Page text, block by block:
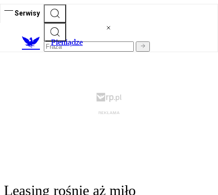
Serwisy
Pieniądze
Leasing rośnie aż miło